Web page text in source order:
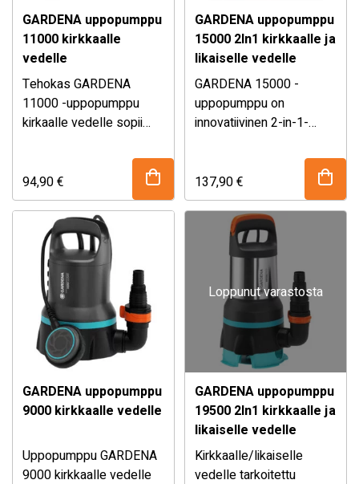
GARDENA uppopumppu
11000 kirkkaalle
vedelle
Tehokas GARDENA
11000 -uppopumppu
kirkaalle vedelle sopii
kun pumpataan puhdasta
tai vain hieman likaista
vettä. Pumppausteho
jopa 11000 l/h.
Säädettävä kohokytkin,
kätevä liitäntäjärjestelmä.
94,90€
GARDENA uppopumppu
15000 2In1 kirkkaalle ja
likaiselle vedelle
GARDENA 15000 -
uppopumppu on
innovatiivinen 2-in-1-
sekä kirkkaan veden
pintakuivaksi
tyhjentämisen että
likaisen veden
pumppaamisen.
Toimintatilan vaihtaminen
käy helposti. Kapasiteetti
jopa 15000 l/h.
137,90€
GARDENA uppopumppu
9000 kirkkaalle vedelle
Uppopumppu GARDENA
9000 kirkkaalle vedelle
Loppunut varastosta
GARDENA uppopumppu
19500 2In1 kirkkaalle ja
likaiselle vedelle
Kirkkaalle/likaiselle
vedelle tarkoitettu